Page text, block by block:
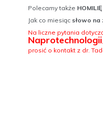
Polecamy także HOMILIĘ
Jak co miesiąc słowo na
Na liczne pytania
Naprotechnologii
prosić o kontakt z dr.